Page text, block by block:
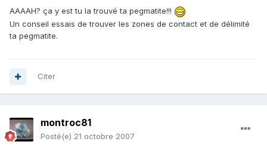
AAAAH? ça y est tu la trouvé ta pegmatite!!!
Un conseil essais de trouver les zones de contact et de délimité
ta pegmatite.
Citer
montroc81
Posté(e) 21 octobre 2007